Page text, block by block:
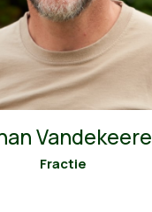
Vandekeere
Fractie